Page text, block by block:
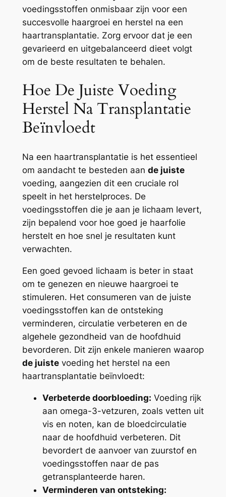
voedingsstoffen onmisbaar zijn voor een
succesvolle haargroei en herstel na een
haartransplantatie. Zorg ervoor dat je een
gevarieerd en uitgebalanceerd dieet volgt
om de beste resultaten te behalen.
Hoe De Juiste Voeding
Herstel Na Transplantatie
Beïnvloedt
Na een haartransplantatie is het essentieel
om aandacht te besteden aan de juiste
voeding, aangezien dit een cruciale rol
speelt in het herstelproces. De
voedingsstoffen die je aan je lichaam levert,
zijn bepalend voor hoe goed je haarfolie
herstelt en hoe snel je resultaten kunt
verwachten.
Een goed gevoed lichaam is beter in staat
om te genezen en nieuwe haargroei te
stimuleren. Het consumeren van de juiste
voedingsstoffen kan de ontsteking
verminderen, circulatie verbeteren en de
algehele gezondheid van de hoofdhuid
bevorderen. Dit zijn enkele manieren waarop
de juistevoeding het herstel na een
haartransplantatie beïnvloedt:
Verbeterde doorbloeding: Voeding rijk
aan omega-3-vetzuren, zoals vetten uit
vis en noten, kan de bloedcirculatie
naar de hoofdhuid verbeteren. Dit
bevordert de aanvoer van zuurstof en
voedingsstoffen naar de pas
getransplanteerde haren.
Verminderen van ontsteking: